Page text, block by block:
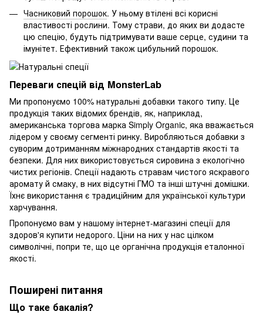
Часниковий порошок. У ньому втілені всі корисні
властивості рослини. Тому страви, до яких ви додасте
цю спецію, будуть підтримувати ваше серце, судини та
імунітет. Ефективний також цибульний порошок.
Переваги спецій від MonsterLab
Ми пропонуємо 100% натуральні добавки такого типу. Це
продукція таких відомих брендів, як, наприклад,
американська торгова марка Simply Organic, яка вважається
лідером у своєму сегменті ринку. Виробляються добавки з
суворим дотриманням міжнародних стандартів якості та
безпеки. Для них використовується сировина з екологічно
чистих регіонів. Спеції надають стравам чистого яскравого
аромату й смаку, в них відсутні ГМО та інші штучні домішки.
Їхнє використання є традиційним для української культури
харчування.
Пропонуємо вам у нашому інтернет-магазині спеції для
здоров'я купити недорого. Ціни на них у нас цілком
символічні, попри те, що це органічна продукція еталонної
якості.
Поширені питання
Що таке бакалія?